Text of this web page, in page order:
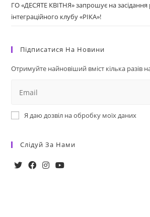
ГО «ДЕСЯТЕ КВІТНЯ» запрошує на
інтеграційного клубу «РІКА»!
Підписатися На Новини
Отримуйте найновіший вміст кілька разів
Я даю дозвіл на обробку моїх даних
Слідуй За Нами